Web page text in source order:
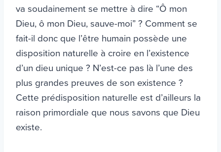
va soudainement se mettre à dire “Ô mon
Dieu, ô mon Dieu, sauve-moi” ? Comment se
fait-il donc que l’être humain possède une
disposition naturelle à croire en l’existence
d’un dieu unique ? N’est-ce pas là l’une des
plus grandes preuves de son existence ?
Cette prédisposition naturelle est d’ailleurs la
raison primordiale que nous savons que Dieu
existe.